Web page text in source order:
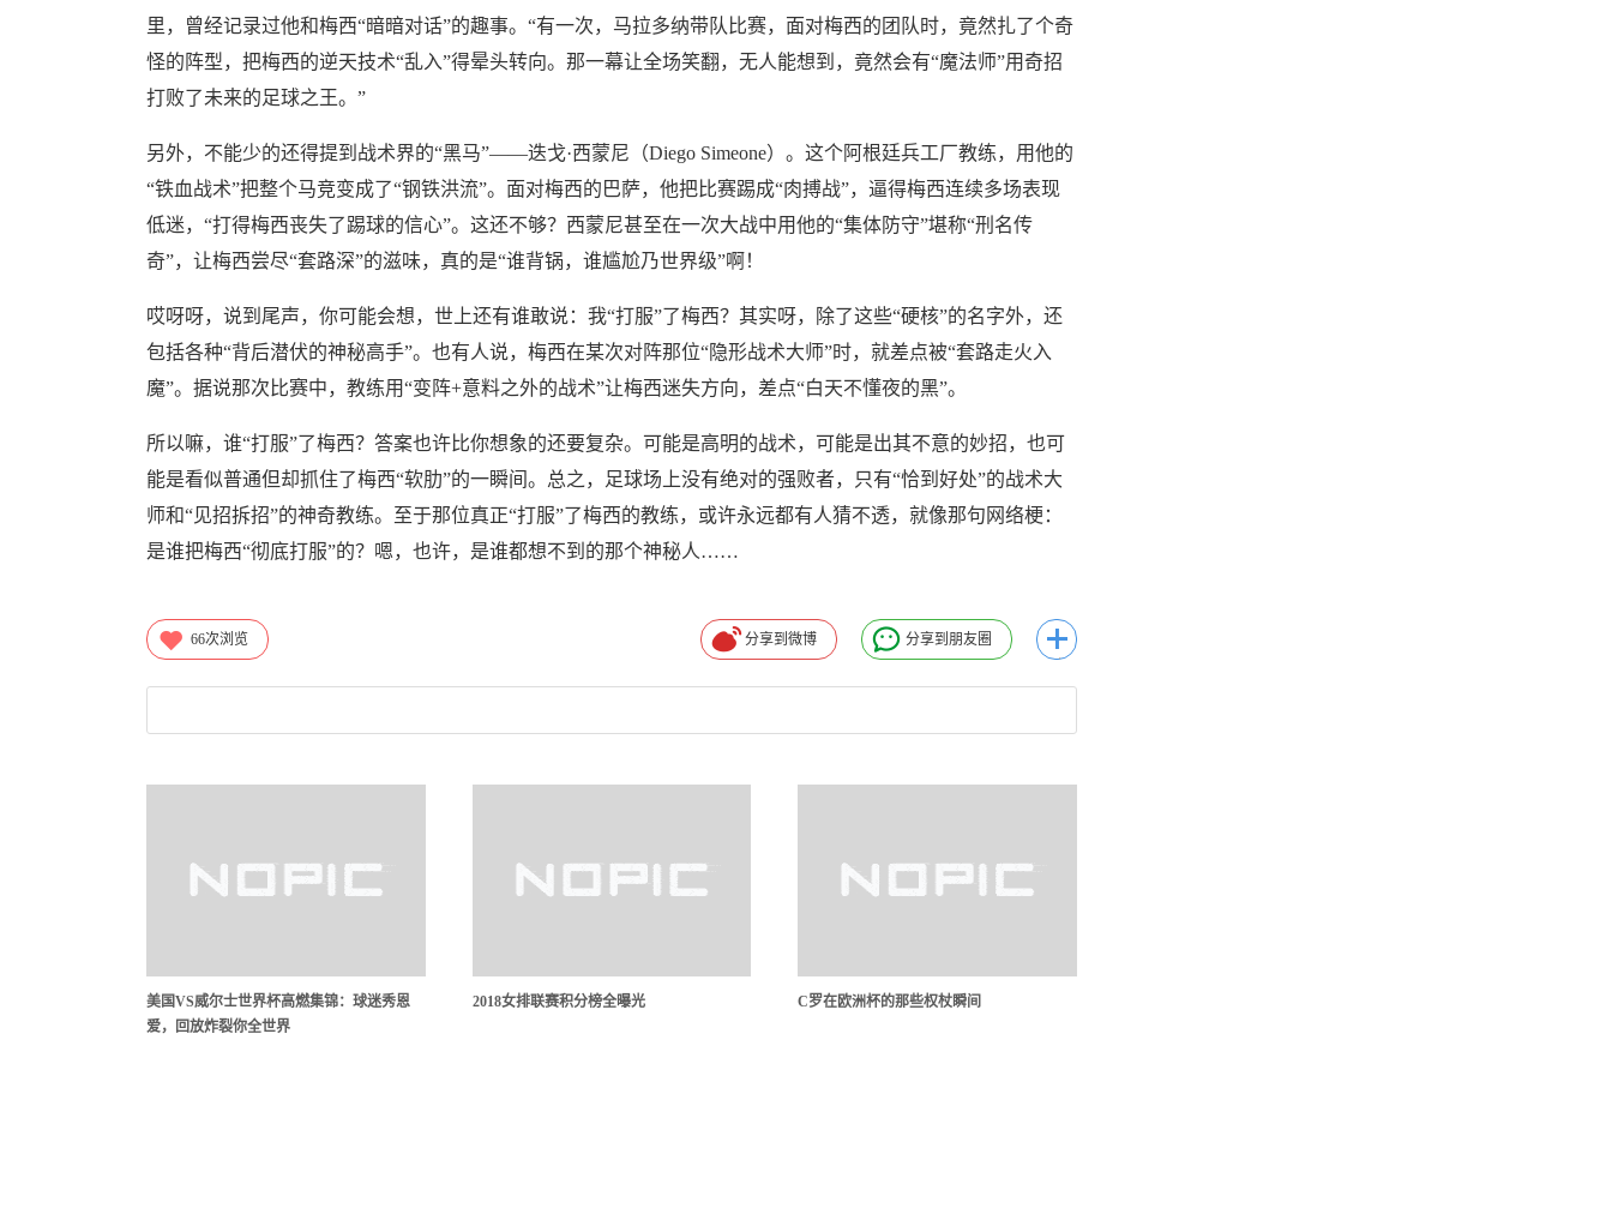
里，曾经记录过他和梅西“暗暗对话”的趣事。“有一次，马拉多纳带队比赛，面对梅西的团队时，竟然扎了个奇
怪的阵型，把梅西的逆天技术“乱入”得晕头转向。那一幕让全场笑翻，无人能想到，竟然会有“魔法师”用奇招
打败了未来的足球之王。”
另外，不能少的还得提到战术界的“黑马”——迭戈·西蒙尼（Diego Simeone）。这个阿根廷兵工厂教练，用他的
“铁血战术”把整个马竞变成了“钢铁洪流”。面对梅西的巴萨，他把比赛踢成“肉搏战”，逼得梅西连续多场表现
低迷，“打得梅西丧失了踢球的信心”。这还不够？西蒙尼甚至在一次大战中用他的“集体防守”堪称“刑名传
奇”，让梅西尝尽“套路深”的滋味，真的是“谁背锅，谁尴尬乃世界级”啊！
哎呀呀，说到尾声，你可能会想，世上还有谁敢说：我“打服”了梅西？其实呀，除了这些“硬核”的名字外，还
包括各种“背后潜伏的神秘高手”。也有人说，梅西在某次对阵那位“隐形战术大师”时，就差点被“套路走火入
魔”。据说那次比赛中，教练用“变阵+意料之外的战术”让梅西迷失方向，差点“白天不懂夜的黑”。
所以嘛，谁“打服”了梅西？答案也许比你想象的还要复杂。可能是高明的战术，可能是出其不意的妙招，也可
能是看似普通但却抓住了梅西“软肋”的一瞬间。总之，足球场上没有绝对的强败者，只有“恰到好处”的战术大
师和“见招拆招”的神奇教练。至于那位真正“打服”了梅西的教练，或许永远都有人猜不透，就像那句网络梗：
是谁把梅西“彻底打服”的？嗯，也许，是谁都想不到的那个神秘人……
66次浏览 分享到微博 分享到朋友圈
美国VS威尔士世界杯高燃集锦：球迷秀恩
爱，回放炸裂你全世界
2018女排联赛积分榜全曝光 C罗在欧洲杯的那些权杖瞬间